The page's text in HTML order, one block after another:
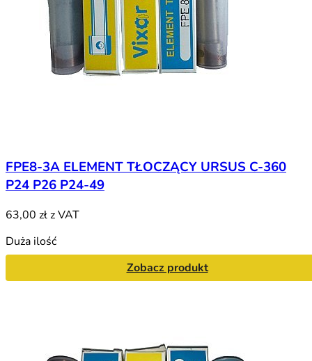
FPE8-3A ELEMENT TŁOCZĄCY URSUS C-360
P24 P26 P24-49
63,00 złz VAT
Duża ilość
Zobacz produkt